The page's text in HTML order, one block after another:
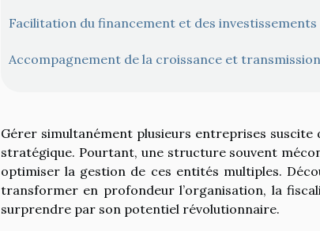
Facilitation du financement et des investissements
Accompagnement de la croissance et transmission
Gérer simultanément plusieurs entreprises
stratégique. Pourtant, une structure souvent
optimiser la gestion de ces entités multiples.
transformer en profondeur l’organisation, la
surprendre par son potentiel révolutionnaire.